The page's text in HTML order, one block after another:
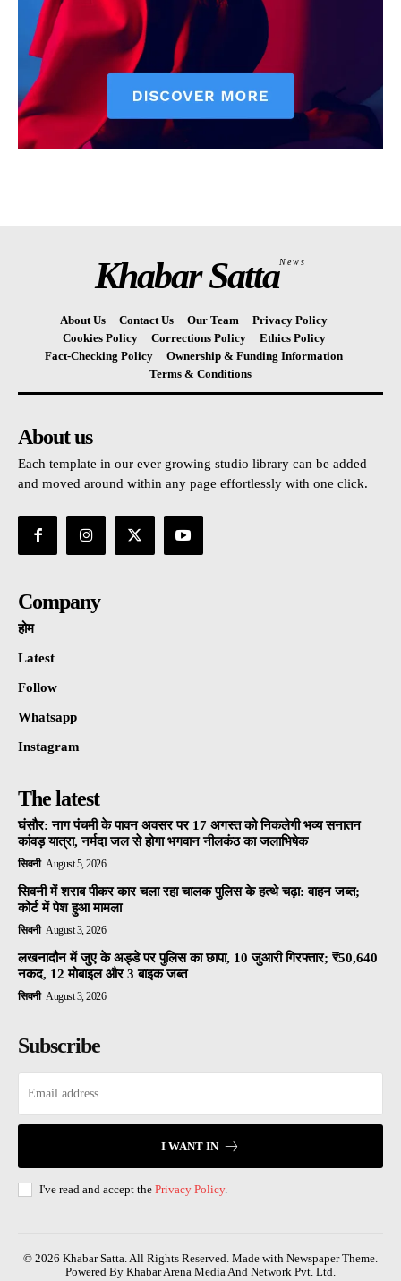
Khabar SattaNews
About Us Contact Us Our Team
Privacy Policy
Cookies Policy
Corrections Policy
Ethics Policy
Fact-Checking Policy
Ownership & Funding Information
Terms & Conditions
About us
Each template in our ever growing studio library can be added
and moved around within any page effortlessly with one click.
Company
होम
Latest
Follow
Whatsapp
Instagram
The latest
घंसौर: नाग पंचमी के पावन अवसर पर 17 अगस्त को निकलेगी भव्य सनातन
कांवड़ यात्रा, नर्मदा जल से होगा भगवान नीलकंठ का जलाभिषेक
सिवनी August 5, 2026
सिवनी में शराब पीकर कार चला रहा चालक पुलिस के हत्थे चढ़ा: वाहन जब्त;
कोर्ट में पेश हुआ मामला
सिवनी August 3, 2026
लखनादौन में जुए के अड्डे पर पुलिस का छापा, 10 जुआरी गिरफ्तार; ₹50,640
नकद, 12 मोबाइल और 3 बाइक जब्त
सिवनी August 3, 2026
Subscribe
I WANT IN
I've read and accept the Privacy Policy.
© 2026 Khabar Satta. All Rights Reserved. Made with Newspaper Theme.
Powered By Khabar Arena Media And Network Pvt. Ltd.